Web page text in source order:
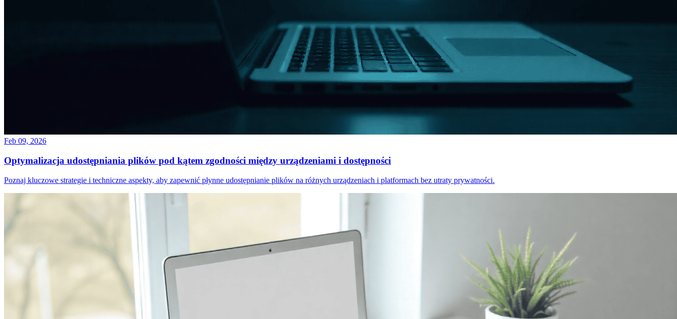
Feb 09, 2026
Optymalizacja udostępniania plików pod kątem zgodności między urządzeniami i dostępności
Poznaj kluczowe strategie i techniczne aspekty, aby zapewnić płynne udostępnianie plików na różnych urządzeniach i platformach bez utraty prywatności.